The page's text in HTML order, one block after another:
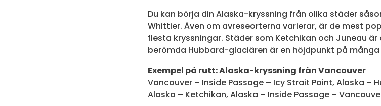
Du kan börja din Alaska-kryssning från olika städer
Whittier. Även om avreseorterna varierar, är de mest
flesta kryssningar. Städer som Ketchikan och Juneau
berömda Hubbard-glaciären är en höjdpunkt på många
Exempel på rutt: Alaska-kryssning från Vancouver
Vancouver – Inside Passage – Icy Strait Point, Alaska –
Alaska – Ketchikan, Alaska – Inside Passage –